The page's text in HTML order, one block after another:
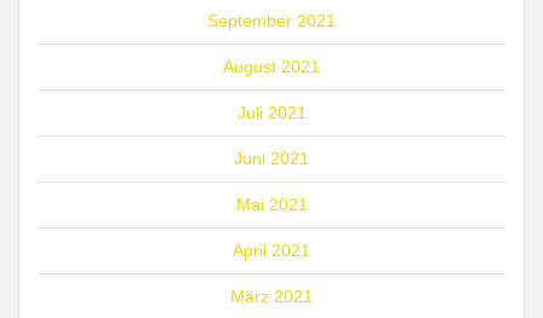
September 2021
August 2021
Juli 2021
Juni 2021
Mai 2021
April 2021
März 2021